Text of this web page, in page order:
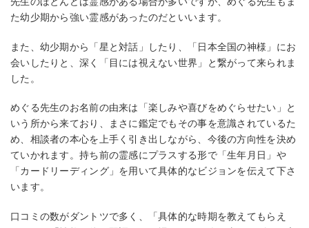
た幼少期から強い霊感があったのだといいます。
また、幼少期から「星と対話」したり、「日本全国の神様」にお
会いしたりと、深く「目には視えない世界」と繋がって来られま
した。
めぐる先生のお名前の由来は「楽しみや喜びをめぐらせたい」と
いう所から来ており、まさに鑑定でもその事を意識されているた
め、相談者の本心を上手く引き出しながら、今後の方向性を決め
ていかれます。持ち前の霊感にプラスする形で「生年月日」や
「カードリーディング」を用いて具体的なビジョンを伝えて下さ
います。
口コミの数がダントツで多く、「具体的な時期を教えてもらえ